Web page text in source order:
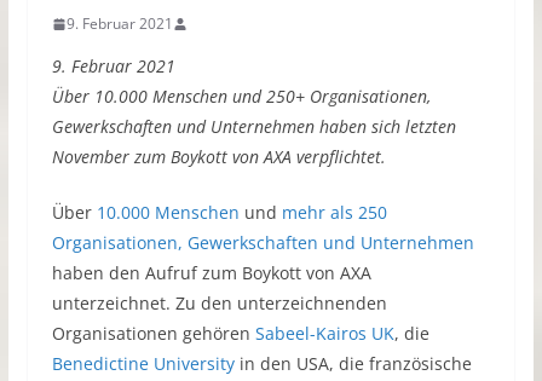
9. Februar 2021
9. Februar 2021
Über 10.000 Menschen und 250+ Organisationen,
Gewerkschaften und Unternehmen haben sich letzten
November zum Boykott von AXA verpflichtet.
Über 10.000 Menschen und mehr als 250
Organisationen, Gewerkschaften und Unternehmen
haben den Aufruf zum Boykott von AXA
unterzeichnet. Zu den unterzeichnenden
Organisationen gehören Sabeel-Kairos UK, die
Benedictine Universityin den USA, die französische